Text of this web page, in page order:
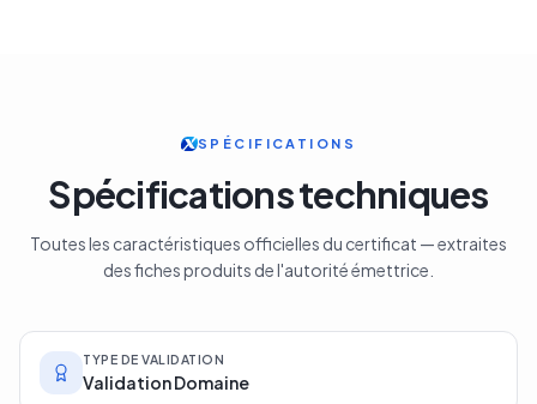
SPÉCIFICATIONS
Spécifications techniques
Toutes les caractéristiques officielles du certificat — extraites
des fiches produits de l'autorité émettrice.
TYPE DE VALIDATION
Validation Domaine